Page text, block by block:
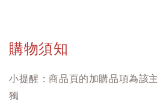
購物須知
小提醒：商品頁的加購品項為該
獨